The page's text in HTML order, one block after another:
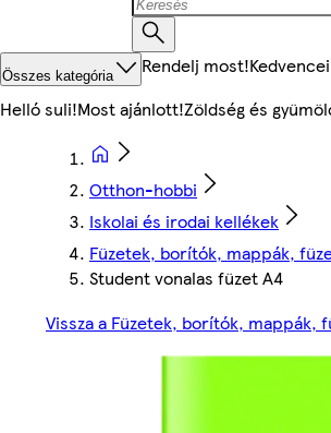
Összes kategória Rendelj most!
Helló suli!Most ajánlott!Zöldség és
Otthon-hobbi
Iskolai és irodai kellékek
Füzetek, borítók, mappák,
Student vonalas füzet A4
Vissza a Füzetek, borítók, mappák,